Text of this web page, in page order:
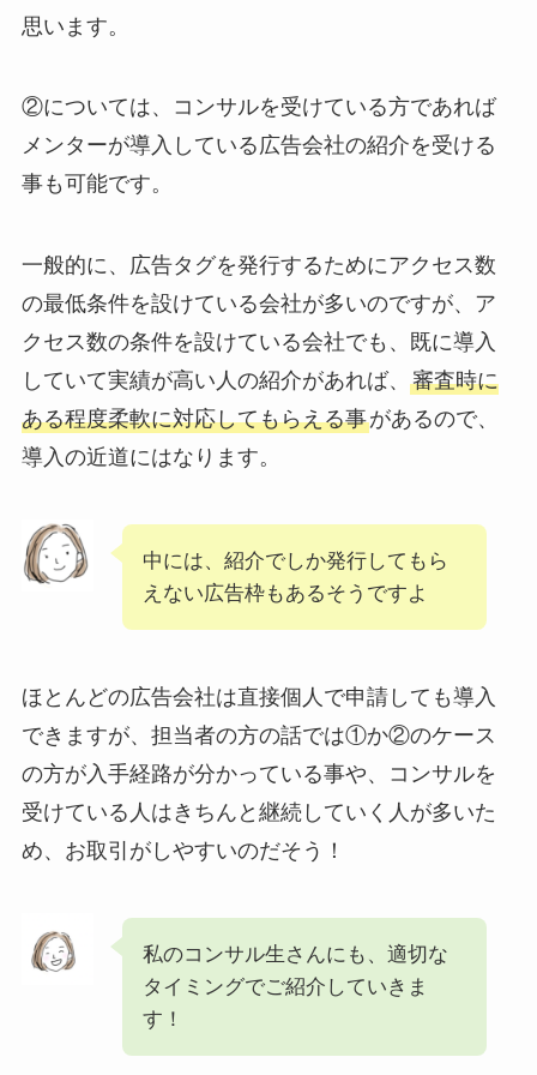
思います。
②については、コンサルを受けている方であれば
メンターが導入している広告会社の紹介を受ける
事も可能です。
一般的に、広告タグを発行するためにアクセス数
の最低条件を設けている会社が多いのですが、ア
クセス数の条件を設けている会社でも、既に導入
していて実績が高い人の紹介があれば、 審査時に
ある程度柔軟に対応してもらえる事があるので、
導入の近道にはなります。
中には、紹介でしか発行してもら
えない広告枠もあるそうですよ
ほとんどの広告会社は直接個人で申請しても導入
できますが、担当者の方の話では①か②のケース
の方が入手経路が分かっている事や、コンサルを
受けている人はきちんと継続していく人が多いた
め、お取引がしやすいのだそう！
私のコンサル生さんにも、適切な
タイミングでご紹介していきま
す！